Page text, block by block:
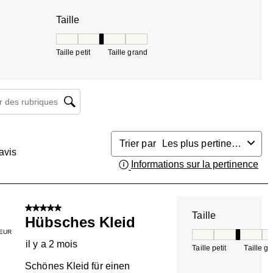
Taille
Taille petit Taille grand
de sujet et d'avis
Trier par
Les plus pertinents
Informations sur la pertinence
5 sur 5 étoiles.
Hübsches Kleid
il y a 2 mois
Schönes Kleid für einen
Taille
Taille petit Taille